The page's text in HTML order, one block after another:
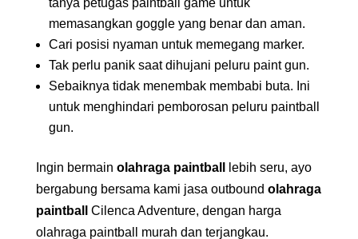
memasangkan goggle yang benar dan aman.
Cari posisi nyaman untuk memegang marker.
Tak perlu panik saat dihujani peluru paint gun.
Sebaiknya tidak menembak membabi buta. Ini
untuk menghindari pemborosan peluru paintball
gun.
Ingin bermain olahraga paintball
lebih seru, ayo
bergabung bersama kami jasa outbound olahraga
paintball
Cilenca Adventure, dengan harga
olahraga paintball murah dan terjangkau.